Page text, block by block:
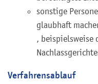
sonstige
glaubhaft
, beispielsweise
Verfahrensablauf